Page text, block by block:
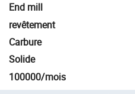
End mill
revêtement
Carbure
Solide
100000/mois